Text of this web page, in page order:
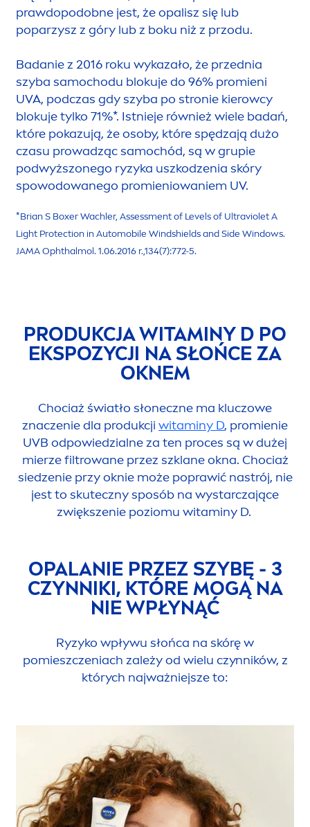
prawdopodobne jest, że opalisz się lub
poparzysz z góry lub z boku niż z przodu.
Badanie z 2016 roku wykazało, że przednia
szyba samochodu blokuje do 96% promieni
UVA, podczas gdy szyba po stronie kierowcy
blokuje tylko 71%*. Istnieje również wiele badań,
które pokazują, że osoby, które spędzają dużo
czasu prowadząc samochód, są w grupie
podwyższonego ryzyka uszkodzenia skóry
spowodowanego promieniowaniem UV.
*Brian S Boxer Wachler, Assessment of Levels of Ultraviolet A
Light Protection in Automobile Windshields and Side Windows.
JAMA Ophthalmol. 1.06.2016 r.,134(7):772-5.
PRODUKCJA WITAMINY D PO
EKSPOZYCJI NA SŁOŃCE ZA
OKNEM
Chociaż światło słoneczne ma kluczowe
znaczenie dla produkcji witaminy D, promienie
UVB odpowiedzialne za ten proces są w dużej
mierze filtrowane przez szklane okna. Chociaż
siedzenie przy oknie może poprawić nastrój, nie
jest to skuteczny sposób na wystarczające
zwiększenie poziomu witaminy D.
OPALANIE PRZEZ SZYBĘ - 3
CZYNNIKI, KTÓRE MOGĄ NA
NIE WPŁYNĄĆ
Ryzyko wpływu słońca na skórę w
pomieszczeniach zależy od wielu czynników, z
których najważniejsze to: